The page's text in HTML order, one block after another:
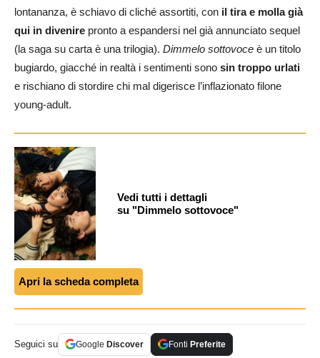
lontananza, è schiavo di cliché assortiti, con il tira e molla già
qui in divenire pronto a espandersi nel già annunciato sequel
(la saga su carta è una trilogia). Dimmelo sottovoce è un titolo
bugiardo, giacché in realtà i sentimenti sono sin troppo urlati
e rischiano di stordire chi mal digerisce l’inflazionato filone
young-adult.
Vedi tutti i dettagli
su "Dimmelo sottovoce"
Apri la scheda completa
Seguici su Google Discover Fonti Preferite